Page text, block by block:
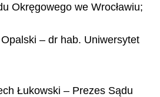
Okręgowego we Wrocławiu;
– dr hab. Uniwersytet
Łukowski – Prezes Sądu